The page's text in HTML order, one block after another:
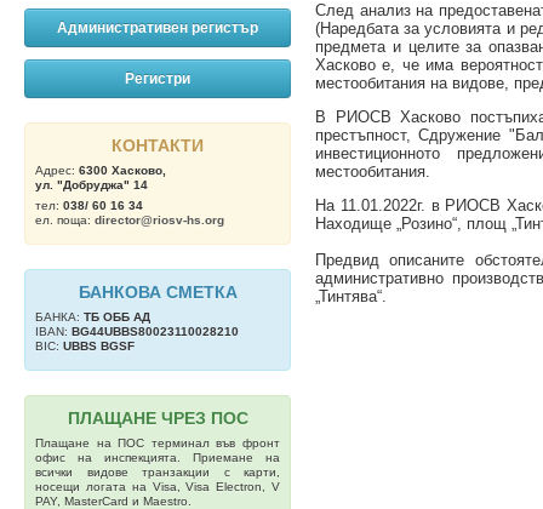
Административен регистър
Регистри
КОНТАКТИ
Адрес: 6300 Хасково,
ул. "Добруджа" 14
тел: 038/ 60 16 34
ел. поща: director@riosv-hs.org
БАНКОВА СМЕТКА
БАНКА: ТБ OББ АД
IBAN: BG44UBBS80023110028210
BIC: UBBS BGSF
ПЛАЩАНЕ ЧРЕЗ ПОС
Плащане на ПОС терминал във фронт
офис на инспекцията. Приемане на
всички видове транзакции с карти,
носещи логата на Visa, Visa Electron, V
PAY, MasterCard и Maestro.
След анализ на
(Наредбата за условията и
предмета и целите за
Хасково е, че има
местообитания на видове,
В РИОСВ Хасково
престъпност, Сдружение
инвестиционното
местообитания.
На 11.01.2022г. в РИОСВ
Находище „Розино“, площ
Предвид описаните
административно
„Тинтява“.